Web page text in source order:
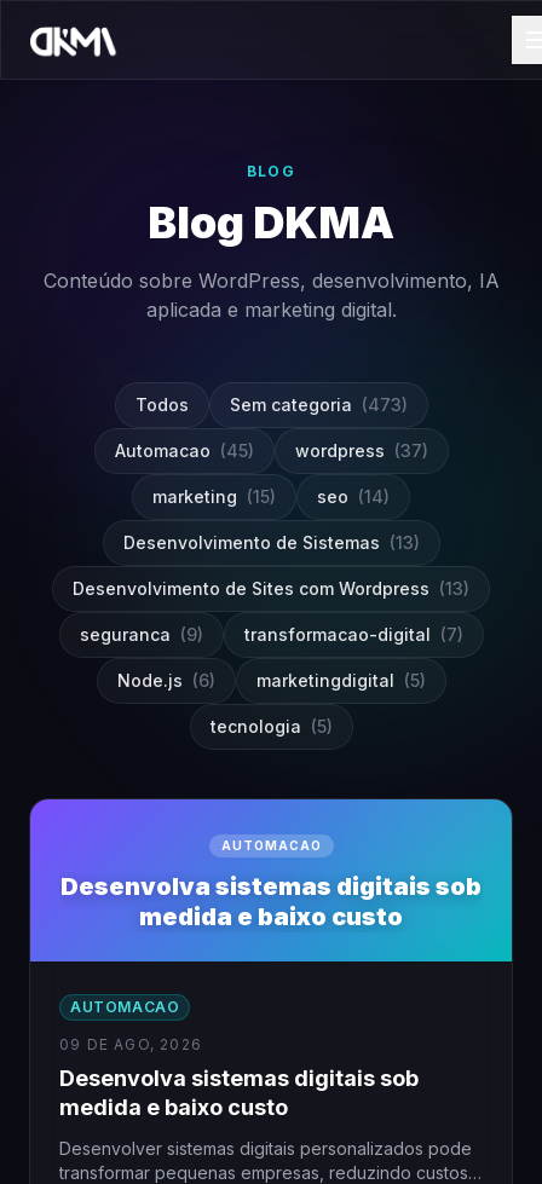
BLOG
Blog DKMA
Conteúdo sobre WordPress, desenvolvimento, IA
aplicada e marketing digital.
Todos Sem categoria (473)
Automacao (45) wordpress (37)
marketing (15) seo (14)
Desenvolvimento de Sistemas (13)
Desenvolvimento de Sites com Wordpress (13)
seguranca (9) transformacao-digital (7)
Node.js (6) marketingdigital (5)
tecnologia (5)
AUTOMACAO
Desenvolva sistemas digitais sob
medida e baixo custo
AUTOMACAO
09 DE AGO, 2026
Desenvolva sistemas digitais sob
medida e baixo custo
Desenvolver sistemas digitais personalizados pode
transformar pequenas empresas, reduzindo custos